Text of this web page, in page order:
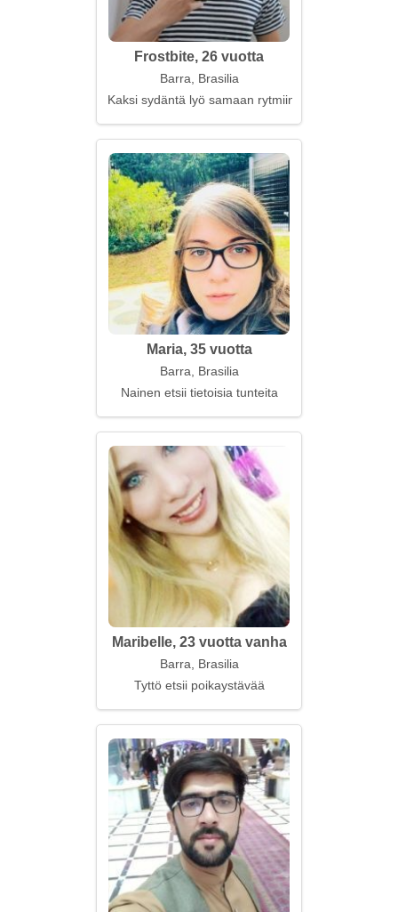
Frostbite, 26 vuotta
Barra, Brasilia
Kaksi sydäntä lyö samaan rytmiin
Maria, 35 vuotta
Barra, Brasilia
Nainen etsii tietoisia tunteita
Maribelle, 23 vuotta vanha
Barra, Brasilia
Tyttö etsii poikaystävää